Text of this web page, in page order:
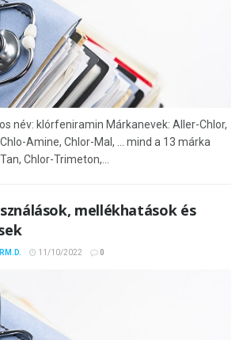
név: klórfeniramin Márkanevek: Aller-Chlor,
Amine, Chlor-Mal, ... mind a 13 márka
Chlor-Trimeton,...
mellékhatások és
11/10/2022 0